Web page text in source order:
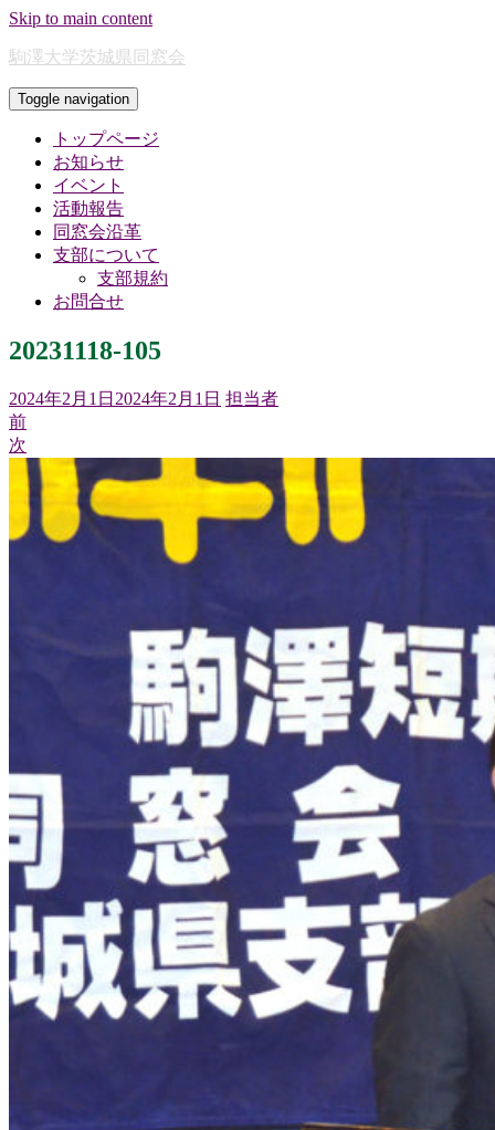
Skip to main content
駒澤大学茨城県同窓会
Toggle navigation
トップページ
お知らせ
イベント
活動報告
同窓会沿革
支部について
支部規約
お問合せ
20231118-105
2024年2月1日 2024年2月1日 担当者
前
次